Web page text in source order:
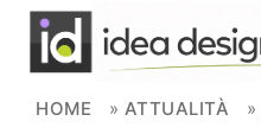
Skip to content
HOME » ATTUALITÀ »